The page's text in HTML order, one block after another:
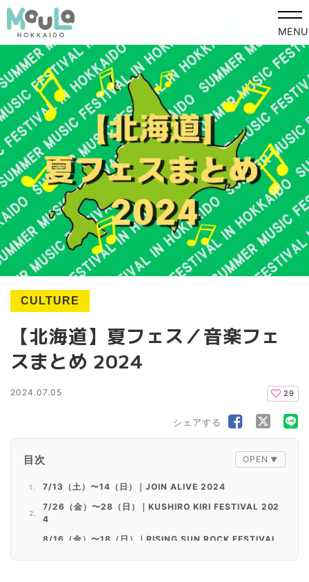
MENU
CULTURE
【北海道】夏フェス／音楽フェ
スまとめ 2024
2024.07.05 29
シェアする
目次
7/13（土）〜14（日）｜JOIN ALIVE 2024
7/26（金）〜28（日）｜KUSHIRO KIRI FESTIVAL 202
4
8/16（金）〜18（日）｜RISING SUN ROCK FESTIVAL